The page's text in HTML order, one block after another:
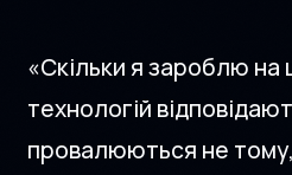
«Скільки я зароблю на
технологій
провалюються не тому,